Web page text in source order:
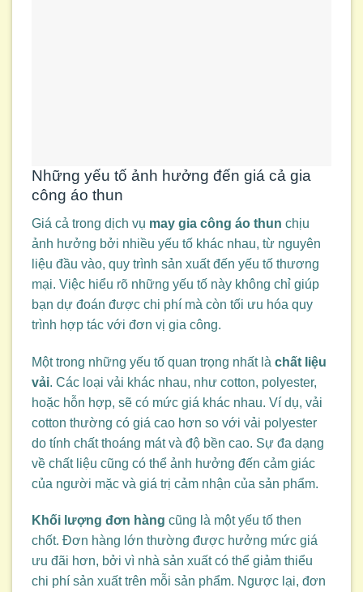
Những yếu tố ảnh hưởng đến giá cả gia
công áo thun
Giá cả trong dịch vụ may gia công áo thun chịu
ảnh hưởng bởi nhiều yếu tố khác nhau, từ nguyên
liệu đầu vào, quy trình sản xuất đến yếu tố thương
mại. Việc hiểu rõ những yếu tố này không chỉ giúp
bạn dự đoán được chi phí mà còn tối ưu hóa quy
trình hợp tác với đơn vị gia công.
Một trong những yếu tố quan trọng nhất là chất liệu
vải. Các loại vải khác nhau, như cotton, polyester,
hoặc hỗn hợp, sẽ có mức giá khác nhau. Ví dụ, vải
cotton thường có giá cao hơn so với vải polyester
do tính chất thoáng mát và độ bền cao. Sự đa dạng
về chất liệu cũng có thể ảnh hưởng đến cảm giác
của người mặc và giá trị cảm nhận của sản phẩm.
Khối lượng đơn hàng cũng là một yếu tố then
chốt. Đơn hàng lớn thường được hưởng mức giá
ưu đãi hơn, bởi vì nhà sản xuất có thể giảm thiểu
chi phí sản xuất trên mỗi sản phẩm. Ngược lại, đơn